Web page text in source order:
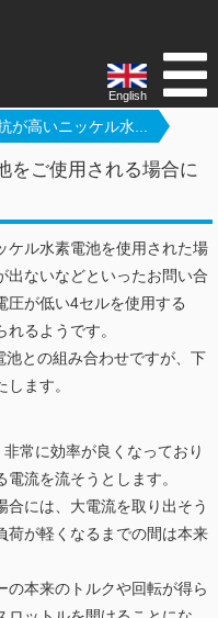
English
が高いニッケル水...
をご使用される場合に
ケル水素電池を使用された場
出ないなどといったお問い合
圧が低い4セルを使用する
るようです。
との組み合わせですが、下
ます。
常に効率が良くなっており
流を流そうとします。
合には、大電流を取り出そう
荷が軽くなるまでの間は本来
の本来のトルクや回転が得ら